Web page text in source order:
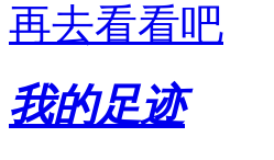
再去看看吧
我的足迹